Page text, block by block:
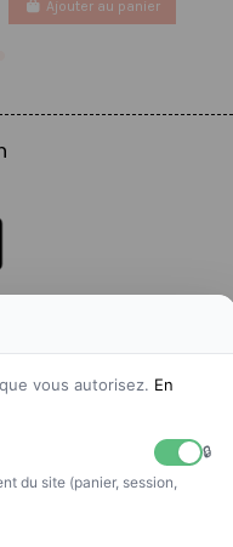
Ajouter au panier
vous autorisez. En
🔒
du site (panier, session,